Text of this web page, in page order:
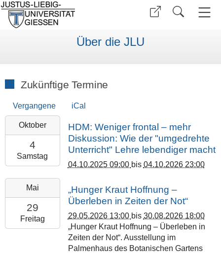
Über die JLU
Zukünftige Termine
Vergangene
iCal
2025-
04T09:00:00+02:00
2026-
10-
04T23:00:00+02:00
Justus
Universität
Gießen
Oktober
4
Samstag
HDM: Weniger frontal – mehr
Diskussion: Wie der "umgedrehte
Unterricht" Lehre lebendiger macht
04.10.2025 09:00 bis 04.10.2026 23:00
29T13:00:00+02:00
2026-
08-
30T18:00:00+02:00
Mai
29
Freitag
„Hunger Kraut Hoffnung –
Überleben in Zeiten der Not“
29.05.2026 13:00 bis 30.08.2026 18:00
„Hunger Kraut Hoffnung – Überleben in
Zeiten der Not“. Ausstellung im
Palmenhaus des Botanischen Gartens